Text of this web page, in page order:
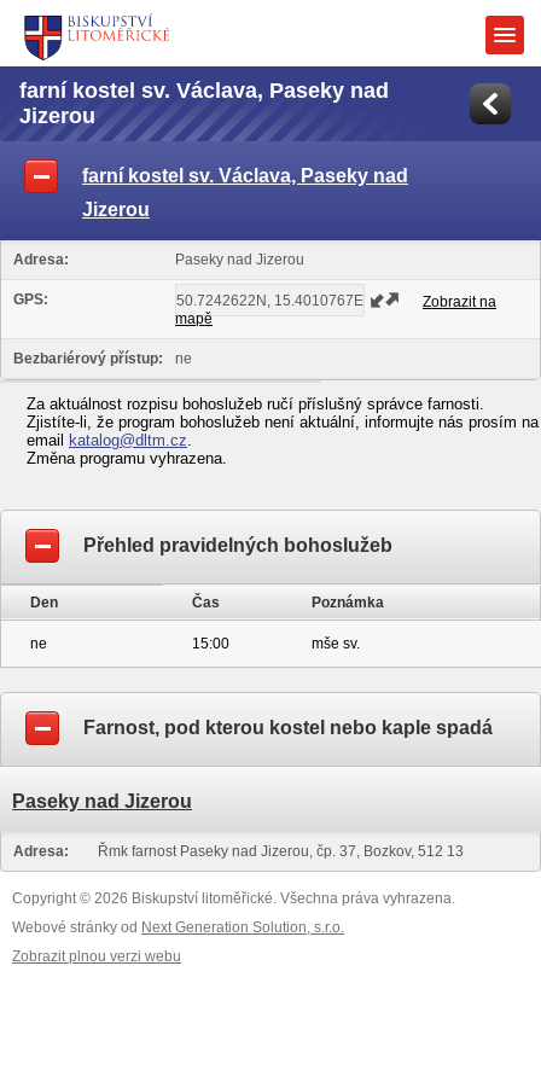
farní kostel sv. Václava, Paseky nad
Jizerou
farní kostel sv. Václava, Paseky nad
Jizerou
Adresa: Paseky nad Jizerou
GPS:
Zobrazit na
mapě
Bezbariérový přístup: ne
Za aktuálnost rozpisu bohoslužeb ručí příslušný správce farnosti.
Zjistíte-li, že program bohoslužeb není aktuální, informujte nás prosím na
email
katalog@dltm.cz.
Změna programu vyhrazena.
Přehled pravidelných bohoslužeb
Den Čas Poznámka
ne 15:00 mše sv.
Farnost, pod kterou kostel nebo kaple spadá
Paseky nad Jizerou
Adresa: Řmk farnost Paseky nad Jizerou, čp. 37, Bozkov, 512 13
Copyright © 2026 Biskupství litoměřické. Všechna práva vyhrazena.
Webové stránky od Next Generation Solution, s.r.o.
Zobrazit plnou verzi webu